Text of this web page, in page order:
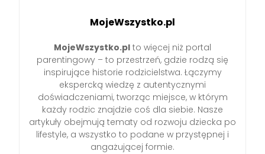
MojeWszystko.pl
MojeWszystko.pl to więcej niż portal
parentingowy – to przestrzeń, gdzie rodzą się
inspirujące historie rodzicielstwa. Łączymy
ekspercką wiedzę z autentycznymi
doświadczeniami, tworząc miejsce, w którym
każdy rodzic znajdzie coś dla siebie. Nasze
artykuły obejmują tematy od rozwoju dziecka po
lifestyle, a wszystko to podane w przystępnej i
angażującej formie.